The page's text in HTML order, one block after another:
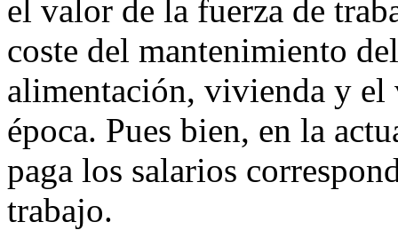
el valor de la fuerza de
coste del mantenimiento
alimentación, vivienda y el
época. Pues bien, en la
paga los salarios
trabajo.